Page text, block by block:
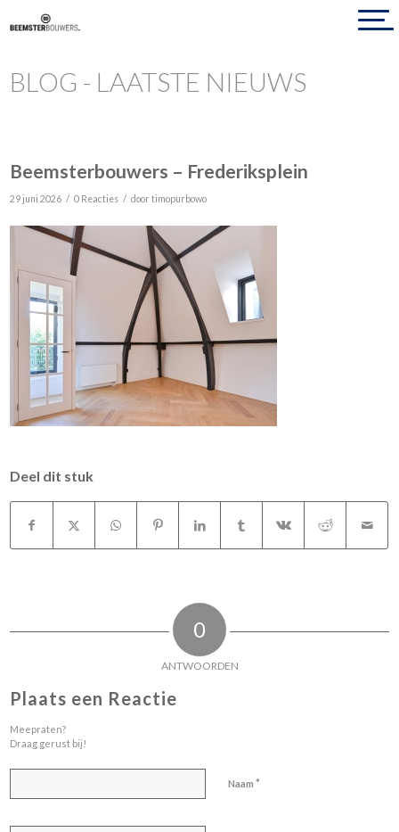
BLOG - LAATSTE NIEUWS
Beemsterbouwers – Frederiksplein
29 juni 2026 / 0 Reacties / doortimopurbowo
Deel dit stuk
0
ANTWOORDEN
Plaats een Reactie
Meepraten?
Draag gerust bij!
Naam*